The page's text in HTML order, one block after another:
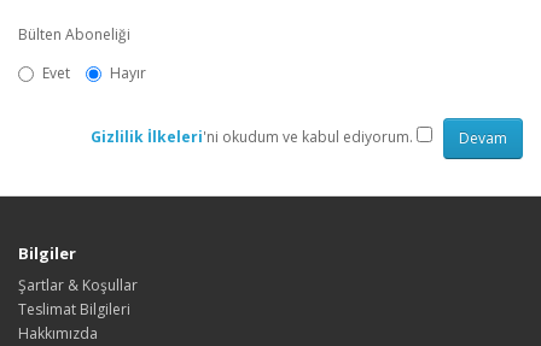
Bülten Aboneliği
Evet
Hayır
Gizlilik İlkeleri'ni okudum ve kabul ediyorum.
Bilgiler
Şartlar & Koşullar
Teslimat Bilgileri
Hakkımızda